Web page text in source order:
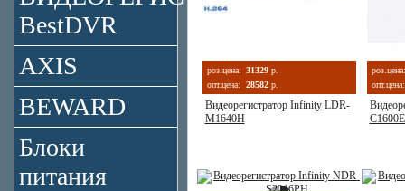
BestDVR
AXIS
BEWARD
Блоки
питания
роз.цена: 31329 р.
опт.цена:
28582 р.
Видеорегистратор Infinity LDR-
M1640H
роз.цена:
опт.цена: